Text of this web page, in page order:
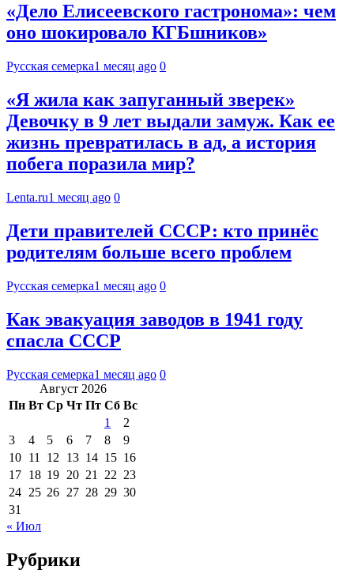
«Дело Елисеевского гастронома»: чем
оно шокировало КГБшников»
Русская семерка1 месяц ago 0
«Я жила как запуганный зверек»
Девочку в 9 лет выдали замуж. Как ее
жизнь превратилась в ад, а история
побега поразила мир?
Lenta.ru1 месяц ago 0
Дети правителей СССР: кто принёс
родителям больше всего проблем
Русская семерка1 месяц ago 0
Как эвакуация заводов в 1941 году
спасла СССР
Русская семерка1 месяц ago 0
Август 2026
Пн Вт Ср Чт Пт Сб Вс
1
2
3
4 5 6 7 8
9
10 11 12 13 14 15 16
17 18 19 20 21 22 23
24 25 26 27 28 29 30
31
« Июл
Рубрики